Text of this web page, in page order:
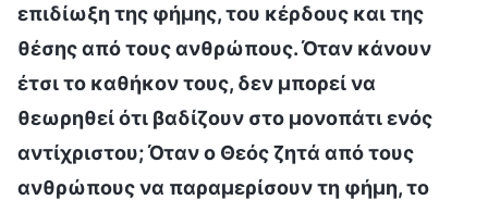
επιδίωξη της φήμης, του κέρδους και της
θέσης από τους ανθρώπους. Όταν κάνουν
έτσι το καθήκον τους, δεν μπορεί να
θεωρηθεί ότι βαδίζουν στο μονοπάτι ενός
αντίχριστου; Όταν ο Θεός ζητά από τους
ανθρώπους να παραμερίσουν τη φήμη, το